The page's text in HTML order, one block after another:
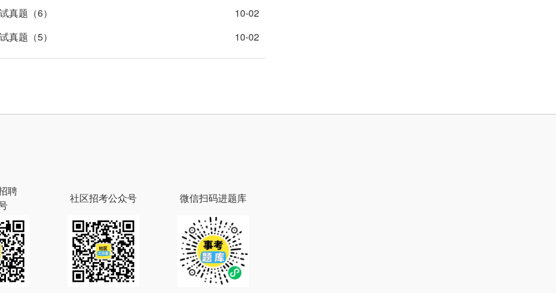
真题（6）
10-02
真题（5）
10-02
聘
社区招考公众号 微信扫码进题库